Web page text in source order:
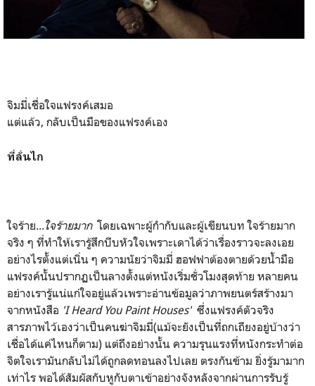
จิมมี่เชื่อใจแฟรงค์เสมอ
แต่แล้ว, กลับเป็นมือของแฟรงค์เอง
ที่ลั่นไก
ใจร้าย...ใจร้ายมากโดยเฉพาะผู้กำกับและผู้เขียนบท ใจร้ายมาก
จริง ๆ ที่ทำให้เรารู้สึกบีบหัวใจเพราะเดาได้ว่าเรื่องราวจะลงเอย
อย่างไรตั้งแต่เนิ่น ๆ ความนัยว่าจิมมี่ ฮอฟฟาต้องตายด้วยน้ำมือ
แฟรงค์นั้นปรากฏเป็นลางตั้งแต่หนังเริ่มชั่วโมงสุดท้าย หลายคน
อย่างเรารู้แน่แก่ใจอยู่แล้วเพราะอ่านข้อมูลว่าภาพยนตร์สร้างมา
จากหนังสือ 'I Heard You Paint Houses' ซึ่งแฟรงค์ตัวจริง
สารภาพไว้เองว่าเป็นคนฆ่าจิมมี่(แม้จะยังเป็นที่ถกเถียงอยู่บ้างว่า
เชื่อได้แค่ไหนก็ตาม) แต่ถึงอย่างนั้น ความรุนแรงที่หนังกระทำต่อ
จิตใจเรามันกลับไม่ได้ถูกลดทอนลงไปเลย ตรงกันข้าม ยิ่งรู้มามาก
เท่าไร พอได้สัมผัสกับหูกับตาเข้าอย่างจังหลังจากผ่านการรับรู้